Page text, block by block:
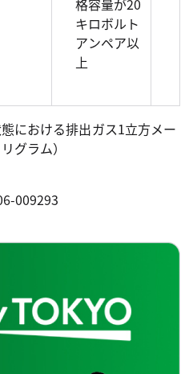
格容量が20
キロボルト
アンペア以
上
における排出ガス1立方メー
グラム）
009293